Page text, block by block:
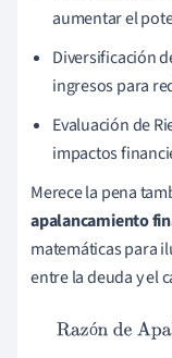
aumentar el
Diversificación
ingresos para
Evaluación de
impactos
Merece la pena
apalancamiento
matemáticas para
entre la deuda y el
ó
Razón de